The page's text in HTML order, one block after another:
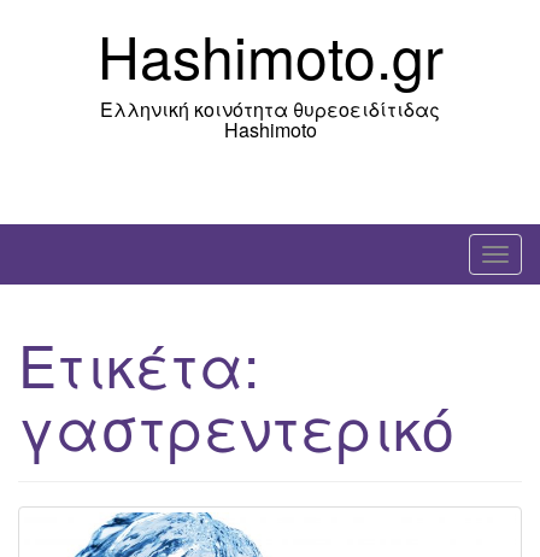
Hashimoto.gr
Ελληνική κοινότητα θυρεοειδίτιδας
Hashimoto
T
o
v
Ετικέτα:
γαστρεντερικό